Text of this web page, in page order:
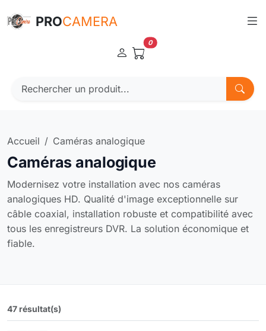
PROCAMERA
0
Accueil Caméras analogique
Caméras analogique
Modernisez votre installation avec nos caméras
analogiques HD. Qualité d'image exceptionnelle sur
câble coaxial, installation robuste et compatibilité avec
tous les enregistreurs DVR. La solution économique et
fiable.
47 résultat(s)